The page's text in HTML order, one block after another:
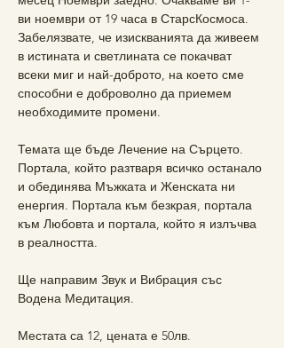
ви ноември от 19 часа в СтарсКосмоса.
Забелязвате, че изискванията да живеем
в истината и светлината се покачват
всеки миг и най-доброто, на което сме
способни е доброволно да приемем
необходимите промени.
Темата ще бъде Лечение на Сърцето.
Портала, който разтваря всичко останало
и обединява Мъжката и Женската ни
енергия. Портала към безкрая, портала
към Любовта и портала, който я излъчва
в реалността.
Ще направим Звук и Вибрация със
Водена Медитация.
Местата са 12, цената е 50лв.